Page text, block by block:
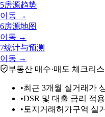
5房源趋势
이동 →
6房源地图
이동 →
7统计与预测
이동 →
부동산 매수·매도 체크리
•최근 3개월 실거래가
•DSR 및 대출 금리 적
• 토지거래허가구역 실